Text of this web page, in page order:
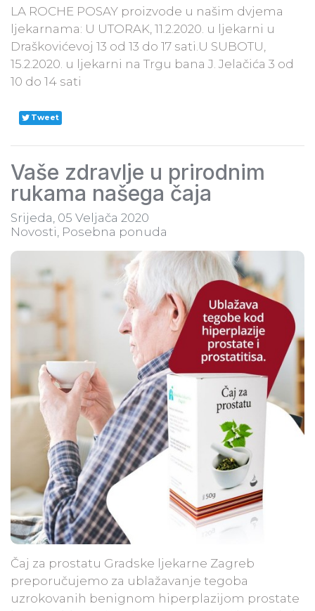
LA ROCHE POSAY proizvode u našim dvjema
ljekarnama: U UTORAK, 11.2.2020. u ljekarni u
Draškovićevoj 13 od 13 do 17 sati.U SUBOTU,
15.2.2020. u ljekarni na Trgu bana J. Jelačića 3 od
10 do 14 sati
Tweet
Vaše zdravlje u prirodnim
rukama našega čaja
Srijeda, 05 Veljača 2020
Novosti Posebna ponuda
Čaj za prostatu Gradske ljekarne Zagreb
preporučujemo za ublažavanje tegoba
uzrokovanih benignom hiperplazijom prostate